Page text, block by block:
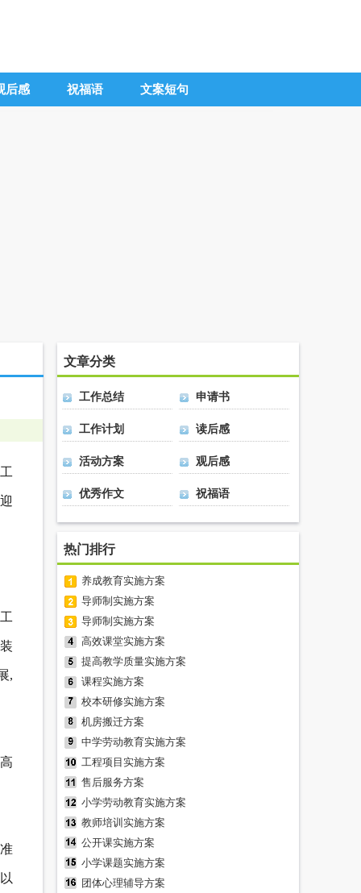
后感 祝福语 文案短句
,
文章分类
工作总结 申请书
工作计划 读后感
活动方案 观后感
优秀作文 祝福语
热门排行
养成教育实施方案
导师制实施方案
导师制实施方案
高效课堂实施方案
提高教学质量实施方案
课程实施方案
校本研修实施方案
机房搬迁方案
中学劳动教育实施方案
工程项目实施方案
售后服务方案
小学劳动教育实施方案
教师培训实施方案
公开课实施方案
小学课题实施方案
团体心理辅导方案